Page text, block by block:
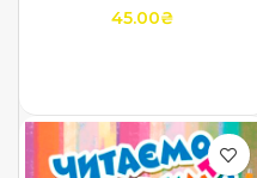
45.00₴